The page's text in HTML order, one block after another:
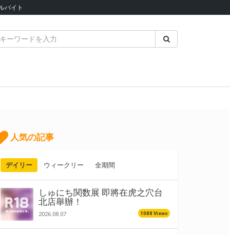
バイト
人気の記事
デイリー ウィークリー 全期間
しゅにち関数展 即將在虎之穴台
北店舉辦！
2026.08.07 1088 Views